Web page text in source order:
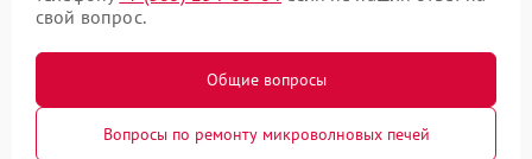
свой вопрос.
Общие вопросы
Вопросы по ремонту микроволновых печей